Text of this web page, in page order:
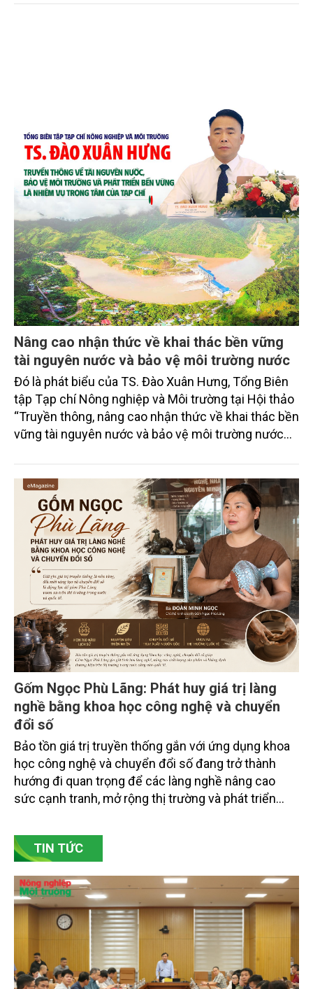
chén, dĩa... từ mo cau đã được thị trường trong nước
Nâng cao nhận thức về khai thác bền vững
tài nguyên nước và bảo vệ môi trường nước
Đó là phát biểu của TS. Đào Xuân Hưng, Tổng Biên
tập Tạp chí Nông nghiệp và Môi trường tại Hội thảo
“Truyền thông, nâng cao nhận thức về khai thác bền
vững tài nguyên nước và bảo vệ môi trường nước
trường phối hợp với Sở Nông nghiệp và Môi trường
tỉnh Lai Châu tổ chức ngày 10/7/2026. Hội thảo thu
hút sự tham gia của hơn 100 đại biểu là lãnh đạo
các đơn vị thuộc Bộ Nông nghiệp và Môi trường,
chuyên gia, nhà khoa học, Sở Nông nghiệp và Môi
trường tỉnh Lai Châu và đại diện các cơ quan đơn vị
doanh nghiệp ở các tỉnh miền núi phía Bắc.
Gốm Ngọc Phù Lãng: Phát huy giá trị làng
nghề bằng khoa học công nghệ và chuyển
đổi số
Bảo tồn giá trị truyền thống gắn với ứng dụng khoa
học công nghệ và chuyển đổi số đang trở thành
hướng đi quan trọng để các làng nghề nâng cao
sức cạnh tranh, mở rộng thị trường và phát triển
Bắc Ninh, nhiều nghệ nhân và cơ sở sản xuất đã
chủ động đổi mới tư duy, đầu tư công nghệ, xây
TIN TỨC